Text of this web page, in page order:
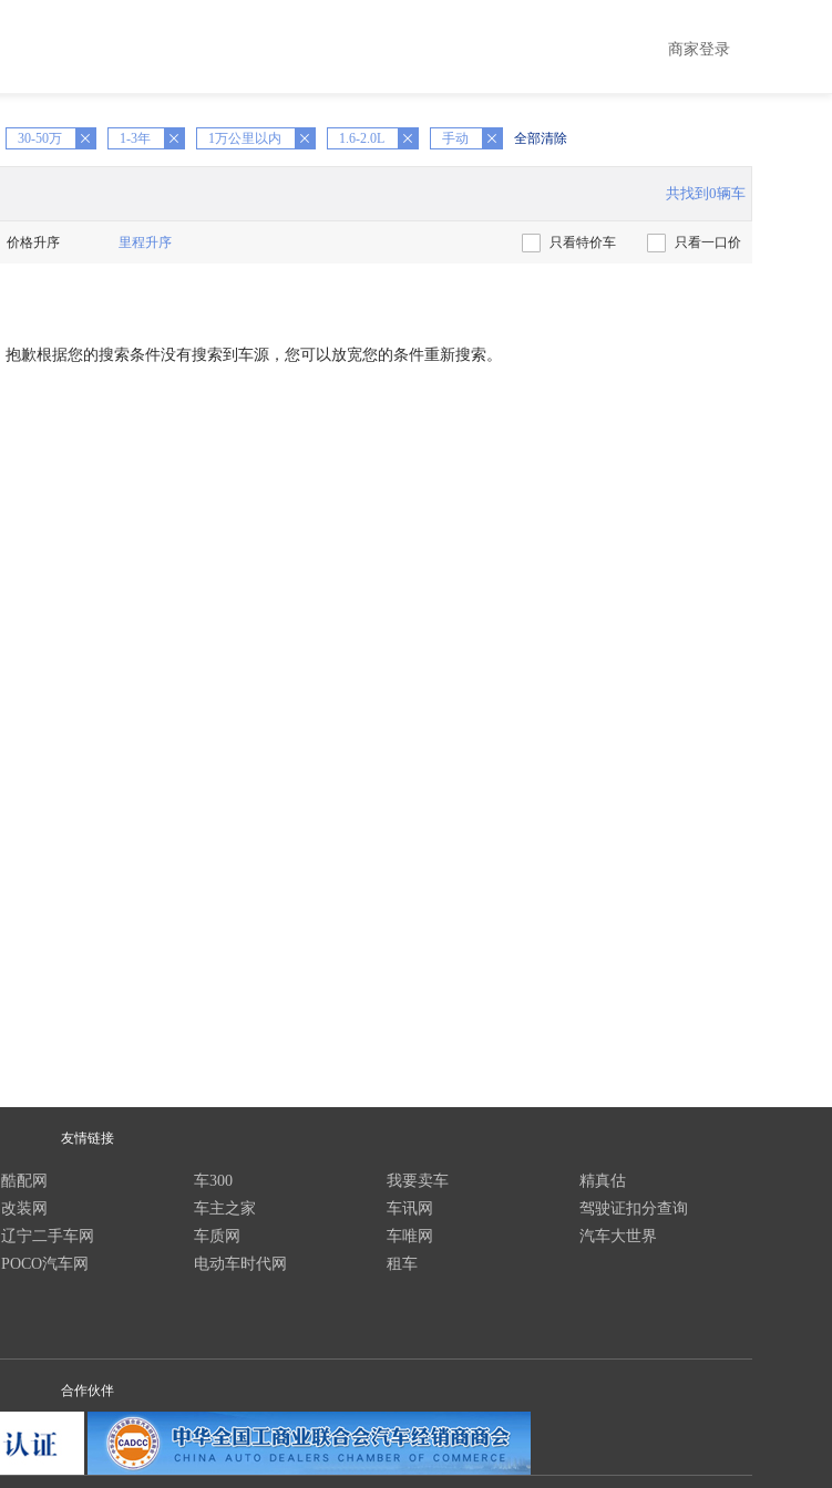
商家登录
30-50万 1-3年
X 1万公里以内
X 1.6-2.0L
X 手动
X 全部清除
共找到0辆车
只看特价车 只看一口价
价格升序 里程升序
抱歉根据您的搜索条件没有搜索到车源，您可以放宽您的条件重新搜索。
友情链接
酷配网
改装网
辽宁二手车网
POCO汽车网
车300
车主之家
车质网
电动车时代网
我要卖车
车讯网
车唯网
租车
精真估
驾驶证扣分查询
汽车大世界
合作伙伴